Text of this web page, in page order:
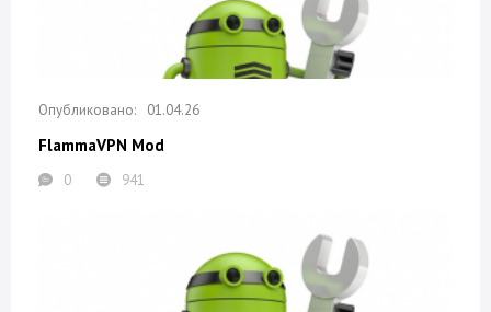
01.04.26
FlammaVPN Mod
0 941